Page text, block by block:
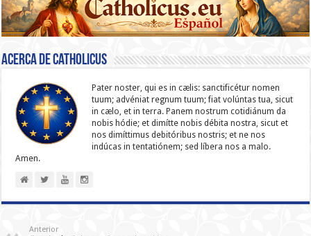
Acerca de catholicus
Pater noster, qui es in cælis: sanc­ti­ficétur nomen
tuum; advéniat regnum tuum; fiat volúntas tua, sicut
in cælo, et in terra. Panem nostrum cotidiánum da
nobis hódie; et dimítte nobis débita nostra, sicut et
nos dimíttimus debitóribus nostris; et ne nos
indúcas in ten­ta­tiónem; sed líbera nos a malo.
Amen.
Anterior